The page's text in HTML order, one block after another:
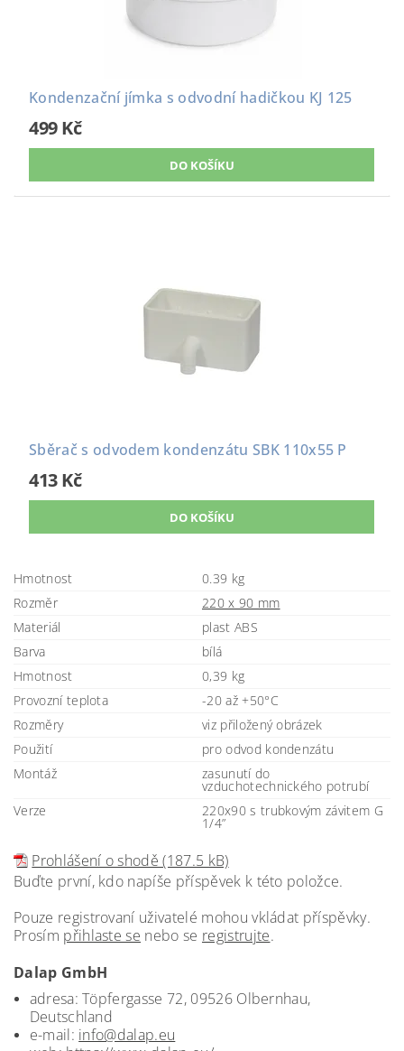
Kondenzační jímka s odvodní hadičkou KJ 125
499 Kč
Sběrač s odvodem kondenzátu SBK 110x55 P
413 Kč
Hmotnost
0.39 kg
Rozměr
220 x 90 mm
Materiál
plast ABS
Barva
bílá
Hmotnost
0,39 kg
Provozní teplota
-20 až +50°C
Rozměry
viz přiložený obrázek
Použití
pro odvod kondenzátu
Montáž
zasunutí do
vzduchotechnického potrubí
Verze
220x90 s trubkovým závitem G
1/4”
Prohlášení o shodě (187.5 kB)
Buďte první, kdo napíše příspěvek k této položce.
Pouze registrovaní uživatelé mohou vkládat příspěvky.
Prosím přihlaste se nebo se registrujte.
Dalap GmbH
adresa: Töpfergasse 72, 09526 Olbernhau,
Deutschland
e-mail: info@dalap.eu